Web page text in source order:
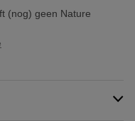
(nog) geen Nature